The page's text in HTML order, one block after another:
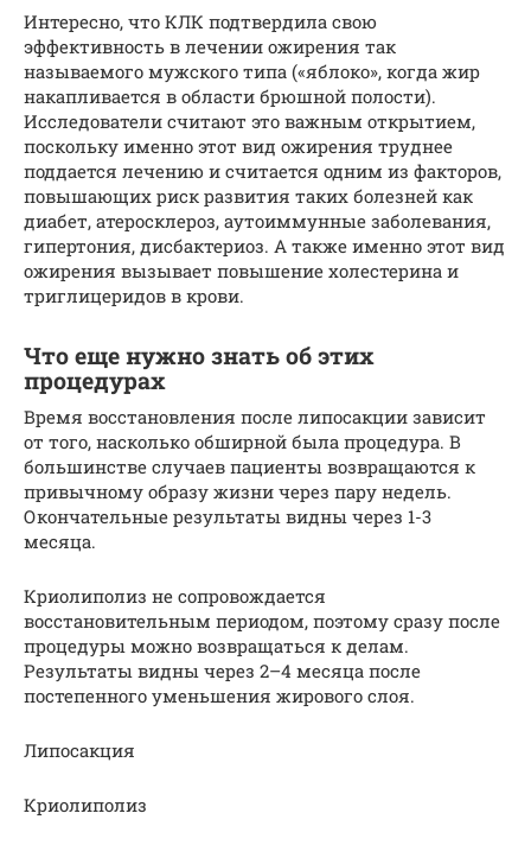
Интересно, что КЛК подтвердила свою
эффективность в лечении ожирения так
называемого мужского типа («яблоко», когда жир
накапливается в области брюшной полости).
Исследователи считают это важным открытием,
поскольку именно этот вид ожирения труднее
поддается лечению и считается одним из факторов,
повышающих риск развития таких болезней как
диабет, атеросклероз, аутоиммунные заболевания,
гипертония, дисбактериоз. А также именно этот вид
ожирения вызывает повышение холестерина и
триглицеридов в крови.
Что еще нужно знать об этих
процедурах
Время восстановления после липосакции зависит
от того, насколько обширной была процедура. В
большинстве случаев пациенты возвращаются к
привычному образу жизни через пару недель.
Окончательные результаты видны через 1-3
месяца.
Криолиполиз не сопровождается
восстановительным периодом, поэтому сразу после
процедуры можно возвращаться к делам.
Результаты видны через 2–4 месяца после
постепенного уменьшения жирового слоя.
Липосакция
Криолиполиз